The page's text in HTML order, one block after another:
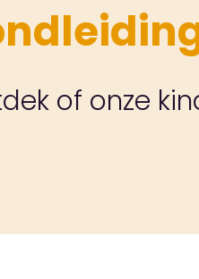
of onze